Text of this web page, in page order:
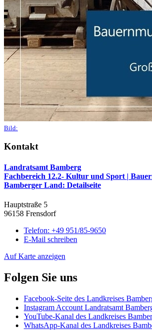
Bild:
Kontakt
Landratsamt Bamberg
Fachbereich 12.2- Kultur und Sport |
Bamberger Land: Detailseite
Hauptstraße 5
96158 Frensdorf
Telefon: +49 951/85-9650
E-Mail schreiben
Auf Karte anzeigen
Folgen Sie uns
Facebook-Seite des Landkreises
Instagram Account Landratsamt
YouTube-Kanal des Landkreises
WhatsApp-Kanal des Landkreises